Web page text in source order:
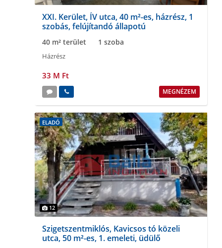
XXI. Kerület, ÍV utca, 40 m²-es, házrész, 1
szobás, felújítandó állapotú
40 m² terület 1 szoba
Házrész
33 M Ft
MEGNÉZEM
ELADÓ
12
Szigetszentmiklós, Kavicsos tó közeli
utca, 50 m²-es, 1. emeleti, üdülő